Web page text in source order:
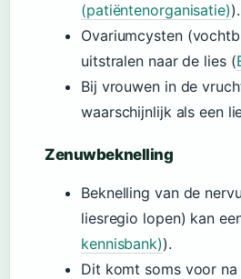
(patiëntenorganisatie)).
Ovariumcysten
uitstralen naar de lies (
Bij vrouwen in de
waarschijnlijk als een
Zenuwbeknelling
Beknelling van de
liesregio lopen) kan
kennisbank)).
Dit komt soms voor